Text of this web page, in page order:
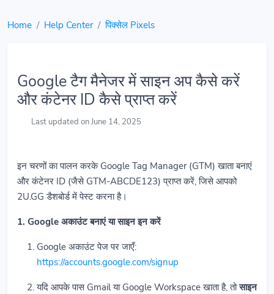
Home Help Center पिक्सेल Pixels
Google टैग मैनेजर में साइन अप कैसे करें
और कंटेनर ID कैसे प्राप्त करें
Last updated on June 14, 2025
इन चरणों का पालन करके Google Tag Manager (GTM) खाता बनाएं
और कंटेनर ID (जैसे GTM-ABCDE123) प्राप्त करें, जिसे आपको
2U.GG डैशबोर्ड में पेस्ट करना है।
1. Google अकाउंट बनाएं या साइन इन करें
Google अकाउंट पेज पर जाएँ:
https://accounts.google.com/signup
यदि आपके पास Gmail या Google Workspace खाता है, तोसाइन